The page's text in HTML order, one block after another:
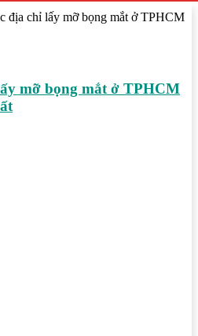
địa chỉ lấy mỡ bọng mắt ở TPHCM
mỡ bọng mắt ở TPHCM